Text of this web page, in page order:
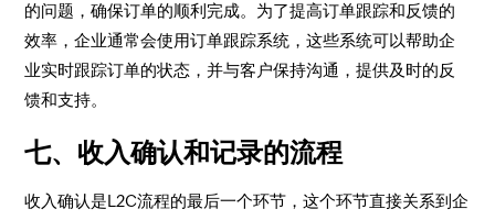
的问题，确保订单的顺利完成。为了提高订单跟踪和反馈的
效率，企业通常会使用订单跟踪系统，这些系统可以帮助企
业实时跟踪订单的状态，并与客户保持沟通，提供及时的反
馈和支持。
七、收入确认和记录的流程
收入确认是L2C流程的最后一个环节，这个环节直接关系到企